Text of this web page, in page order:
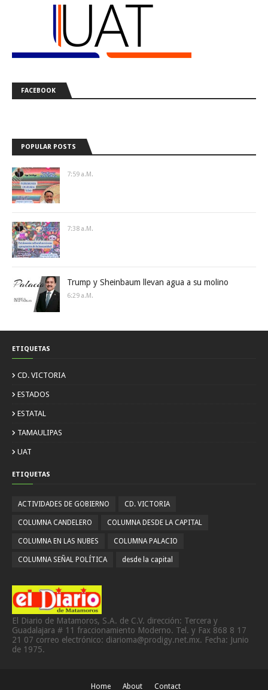
FACEBOOK
POPULAR POSTS
7:59 A.m.
7:38 A.m.
Trump y Sheinbaum llevan agua a su molino
6:29 A.m.
ETIQUETAS
CD. VICTORIA
ESTADOS
ESTATAL
TAMAULIPAS
UAT
ETIQUETAS
ACTIVIDADES DE GOBIERNO CD. VICTORIA
COLUMNA CANDELERO COLUMNA DESDE LA CAPITAL
COLUMNA EN LAS NUBES COLUMNA PALACIO
COLUMNA SEÑAL POLÍTICA desde la capital
El Diario de Matamoros, S.A. de C.V. dirección: Tercera y
Guadalajara # 11 fraccionamiento Moderno. Tel. y Fax 868 8 17
21 07 correo electrónico: diarioma@prodigy.net.mx. Fecha: Junio
de 1975.
Home About Contact